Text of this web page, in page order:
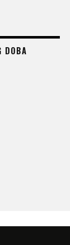
DOBA